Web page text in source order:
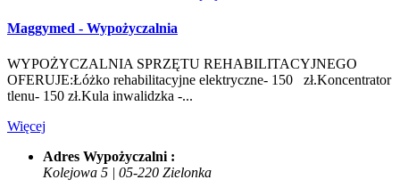
Maggymed - Wypożyczalnia
WYPOŻYCZALNIA SPRZĘTU REHABILITACYJNEGO
OFERUJE:Łóżko rehabilitacyjne elektryczne- 150 zł.Koncentrator
tlenu- 150 zł.Kula inwalidzka -...
Więcej
Adres Wypożyczalni :
Kolejowa 5 | 05-220 Zielonka